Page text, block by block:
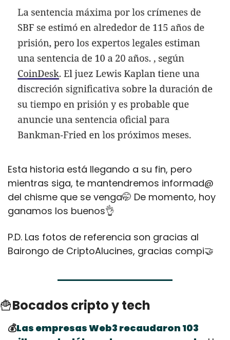
Esta historia está llegando a su fin, pero
mientras siga, te mantendremos informad@
del chisme que se venga🤭 De momento, hoy
ganamos los buenos👌
P.D. Las fotos de referencia son gracias al
Bairongo de CriptoAlucines, gracias compi🤝
🍟Bocados cripto y tech
💰Las empresas Web3 recaudaron 103